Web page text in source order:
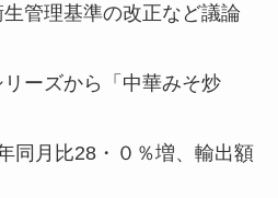
管理基準の改正など議論
ーズから「中華みそ炒
同月比28・０％増、輸出額